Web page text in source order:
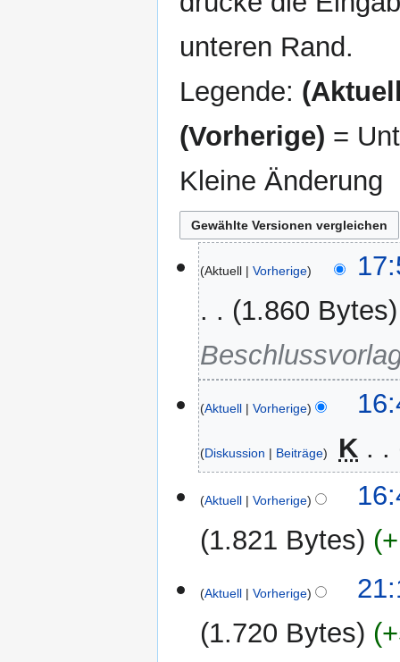
unteren Rand.
Legende:
(Vorherige) =
Kleine Änderung
März
2020
Aktuell Vorherige
1.860 Bytes
Januar
2016
Aktuell Vorherige
Diskussion Beiträge K
e
n
e
e
r
Januar
2016
Aktuell Vorherige
1.821 Bytes
e
n
e
Februar
Aktuell Vorherige
1.720 Bytes